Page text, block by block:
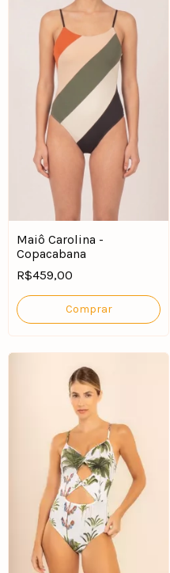
Maiô Carolina -
Copacabana
R$459,00
Comprar